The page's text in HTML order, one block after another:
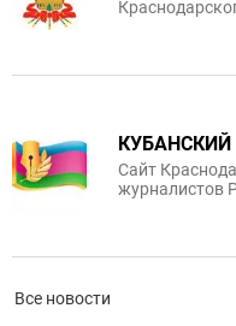
КУБАНСКИЙ
Сайт
журналистов
Все новости